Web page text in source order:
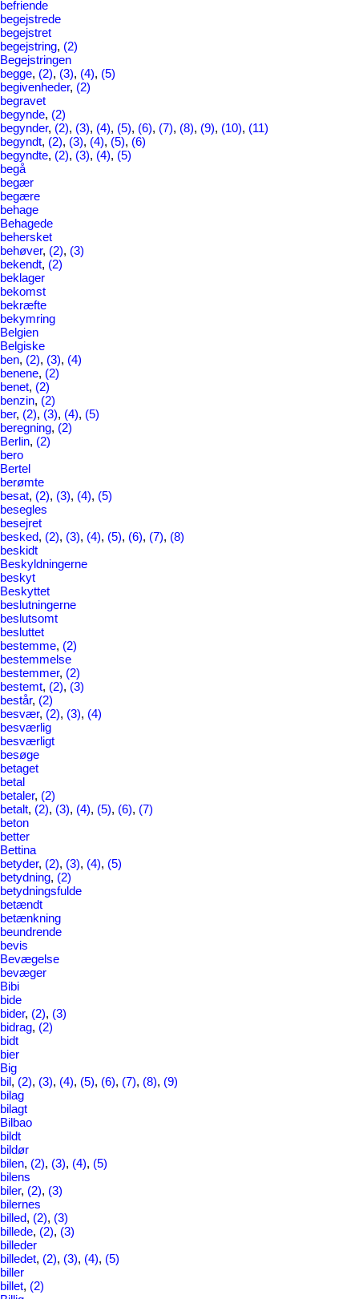
befriende
begejstrede
begejstret
begejstring, (2)
Begejstringen
begge, (2), (3), (4), (5)
begivenheder, (2)
begravet
begynde, (2)
begynder, (2), (3), (4), (5), (6), (7), (8), (9), (10), (11)
begyndt, (2), (3), (4), (5), (6)
begyndte, (2), (3), (4), (5)
begå
begær
begære
behage
Behagede
behersket
behøver, (2), (3)
bekendt, (2)
beklager
bekomst
bekræfte
bekymring
Belgien
Belgiske
ben, (2), (3), (4)
benene, (2)
benet, (2)
benzin, (2)
ber, (2), (3), (4), (5)
beregning, (2)
Berlin, (2)
bero
Bertel
berømte
besat, (2), (3), (4), (5)
besegles
besejret
besked, (2), (3), (4), (5), (6), (7), (8)
beskidt
Beskyldningerne
beskyt
Beskyttet
beslutningerne
beslutsomt
besluttet
bestemme, (2)
bestemmelse
bestemmer, (2)
bestemt, (2), (3)
består, (2)
besvær, (2), (3), (4)
besværlig
besværligt
besøge
betaget
betal
betaler, (2)
betalt, (2), (3), (4), (5), (6), (7)
beton
better
Bettina
betyder, (2), (3), (4), (5)
betydning, (2)
betydningsfulde
betændt
betænkning
beundrende
bevis
Bevægelse
bevæger
Bibi
bide
bider, (2), (3)
bidrag, (2)
bidt
bier
Big
bil, (2), (3), (4), (5), (6), (7), (8), (9)
bilag
bilagt
Bilbao
bildt
bildør
bilen, (2), (3), (4), (5)
bilens
biler, (2), (3)
bilernes
billed, (2), (3)
billede, (2), (3)
billeder
billedet, (2), (3), (4), (5)
biller
billet, (2)